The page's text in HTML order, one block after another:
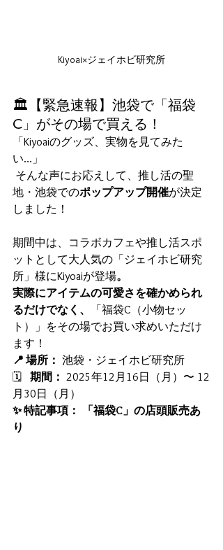
Kiyoai×ジェイホビ研究所
🏛️【緊急速報】池袋で「福袋
C」がその場で買える！
「Kiyoaiのグッズ、実物を見てみた
い…」
地・池袋でのポップアップ開催が決定
しました！
期間中は、コラボカフェや推し活スポ
ットとして大人気の「ジェイホビ研究
所」様にKiyoaiが登場。
実際にアイテムの可愛さを確かめられ
るだけでなく、
「福袋C（小物セッ
ト）」をその場でお買い求めいただけ
ます！
📍 場所： 池袋・ジェイホビ研究所
🗓 期間： 2025年12月16日（月）〜 12
月30日（月）
✨ 特記事項：
「福袋C」の店頭販売あ
り